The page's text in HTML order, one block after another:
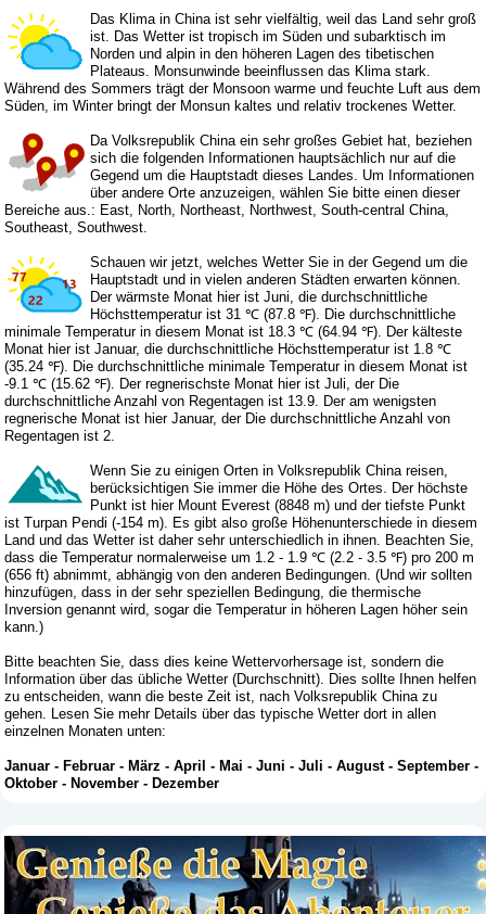
Das Klima in China ist sehr vielfältig, weil das Land sehr groß
ist. Das Wetter ist tropisch im Süden und subarktisch im
Norden und alpin in den höheren Lagen des tibetischen
Plateaus. Monsunwinde beeinflussen das Klima stark.
Während des Sommers trägt der Monsoon warme und feuchte Luft aus dem
Süden, im Winter bringt der Monsun kaltes und relativ trockenes Wetter.
Da Volksrepublik China ein sehr großes Gebiet hat, beziehen
sich die folgenden Informationen hauptsächlich nur auf die
Gegend um die Hauptstadt dieses Landes. Um Informationen
über andere Orte anzuzeigen, wählen Sie bitte einen dieser
Bereiche aus.: East North Northeast Northwest ,South-central China
Southeast ,Southwest
Schauen wir jetzt, welches Wetter Sie in der Gegend um die
Hauptstadt und in vielen anderen Städten erwarten können.
Der wärmste Monat hier ist Juni, die durchschnittliche
Höchsttemperatur ist 31 ℃ (87.8 ℉). Die durchschnittliche
minimale Temperatur in diesem Monat ist 18.3 ℃ (64.94 ℉). Der kälteste
Monat hier ist Januar, die durchschnittliche Höchsttemperatur ist 1.8 ℃
(35.24 ℉). Die durchschnittliche minimale Temperatur in diesem Monat ist
-9.1 ℃ (15.62 ℉). Der regnerischste Monat hier ist Juli, der Die
durchschnittliche Anzahl von Regentagen ist 13.9. Der am wenigsten
regnerische Monat ist hier Januar, der Die durchschnittliche Anzahl von
Regentagen ist 2.
Wenn Sie zu einigen Orten in Volksrepublik China reisen,
berücksichtigen Sie immer die Höhe des Ortes. Der höchste
Punkt ist hier Mount Everest (8848 m) und der tiefste Punkt
ist Turpan Pendi (-154 m). Es gibt also große Höhenunterschiede in diesem
Land und das Wetter ist daher sehr unterschiedlich in ihnen. Beachten Sie,
dass die Temperatur normalerweise um 1.2 - 1.9 ℃ (2.2 - 3.5 ℉) pro 200 m
(656 ft) abnimmt, abhängig von den anderen Bedingungen. (Und wir sollten
hinzufügen, dass in der sehr speziellen Bedingung, die thermische
Inversion genannt wird, sogar die Temperatur in höheren Lagen höher sein
kann.)
Bitte beachten Sie, dass dies keine Wettervorhersage ist, sondern die
Information über das übliche Wetter (Durchschnitt). Dies sollte Ihnen helfen
zu entscheiden, wann die beste Zeit ist, nach Volksrepublik China zu
gehen. Lesen Sie mehr Details über das typische Wetter dort in allen
einzelnen Monaten unten:
Januar -Februar -März -April -Mai -Juni -Juli -August-September -
Oktober -November -Dezember